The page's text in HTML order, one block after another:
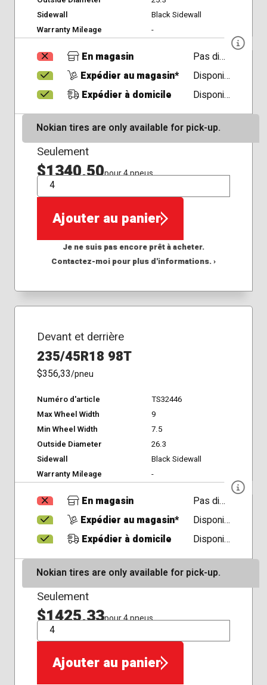
Sidewall
Black Sidewall
Warranty Mileage
-
En magasin
Pas disponible
Expédier au magasin*
Disponible
Expédier à domicile
Disponible
Nokian tires are only available for pick-up.
Seulement
$1340,50pour 4 pneus
QTÉ
Ajouter au panier
Je ne suis pas encore prêt à acheter.
Contactez-moi pour plus d'informations. ›
Devant et derrière
235/45R18 98T
$356,33/pneu
Numéro d'article
TS32446
Max Wheel Width
9
Min Wheel Width
7.5
Outside Diameter
26.3
Sidewall
Black Sidewall
Warranty Mileage
-
En magasin
Pas disponible
Expédier au magasin*
Disponible
Expédier à domicile
Disponible
Nokian tires are only available for pick-up.
Seulement
$1425,33pour 4 pneus
QTÉ
Ajouter au panier